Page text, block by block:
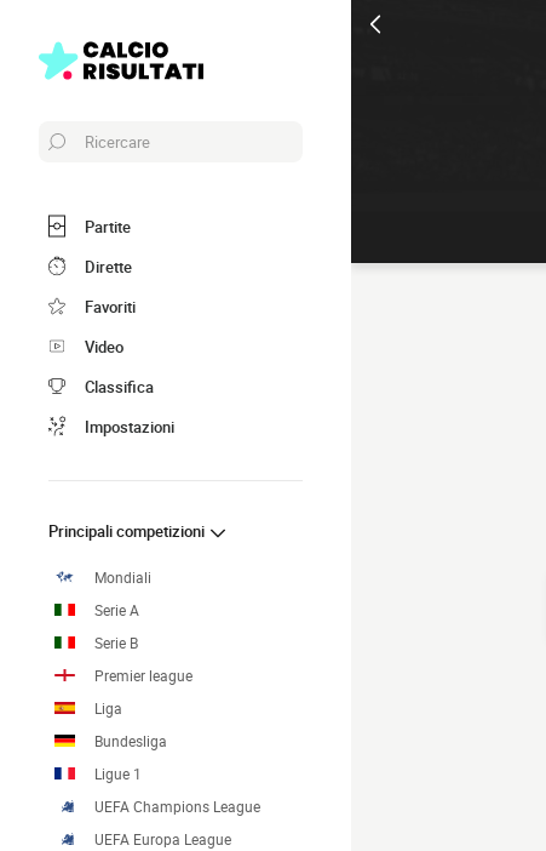
Ricercare
Partite
Dirette
Favoriti
Video
Classifica
Impostazioni
Principali competizioni
Mondiali
Serie A
Serie B
Premier league
Liga
Bundesliga
Ligue 1
UEFA Champions League
UEFA Europa League